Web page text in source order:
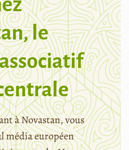
le
à Novastan, vous
média européen